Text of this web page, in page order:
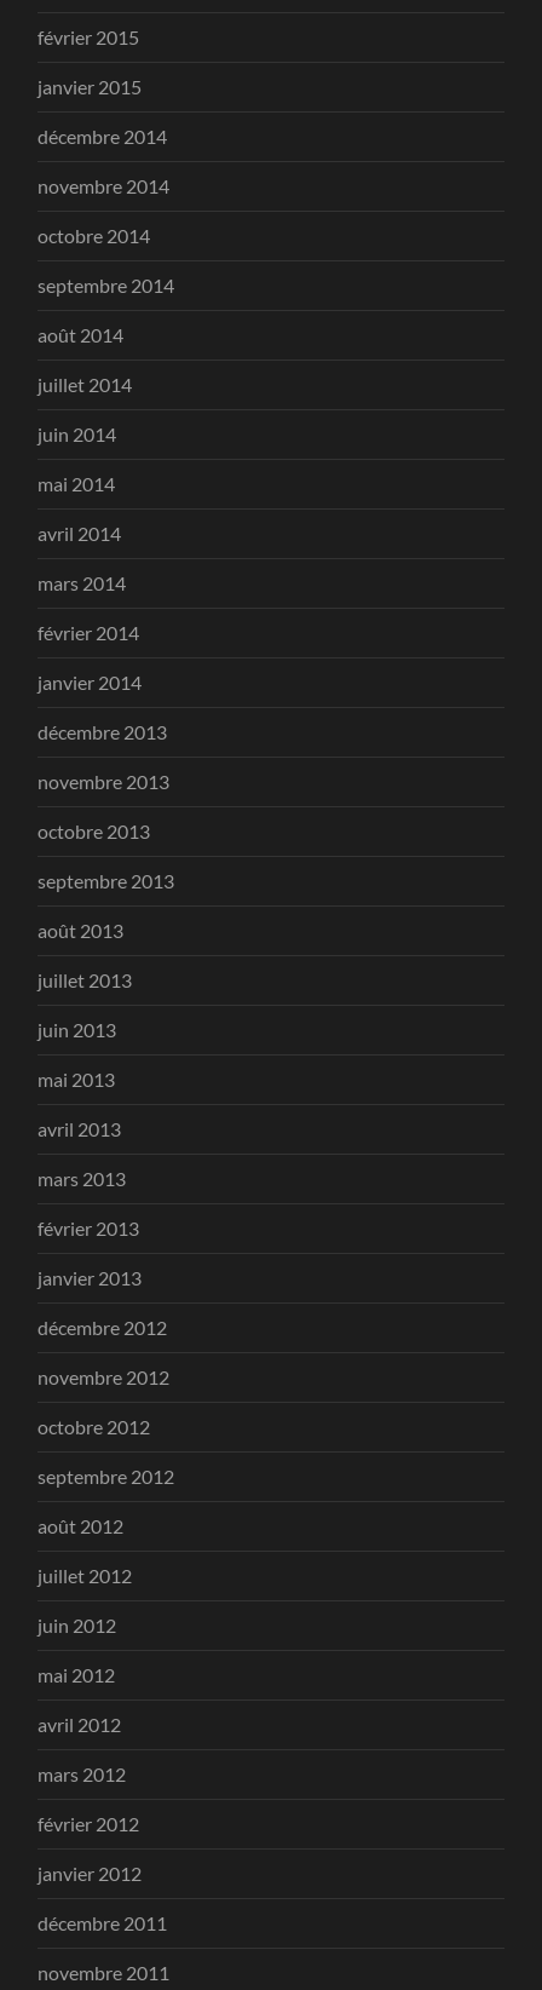
février 2015
janvier 2015
décembre 2014
novembre 2014
octobre 2014
septembre 2014
août 2014
juillet 2014
juin 2014
mai 2014
avril 2014
mars 2014
février 2014
janvier 2014
décembre 2013
novembre 2013
octobre 2013
septembre 2013
août 2013
juillet 2013
juin 2013
mai 2013
avril 2013
mars 2013
février 2013
janvier 2013
décembre 2012
novembre 2012
octobre 2012
septembre 2012
août 2012
juillet 2012
juin 2012
mai 2012
avril 2012
mars 2012
février 2012
janvier 2012
décembre 2011
novembre 2011